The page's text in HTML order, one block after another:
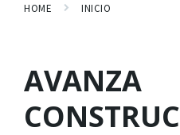
HOME INICIO
AVANZA